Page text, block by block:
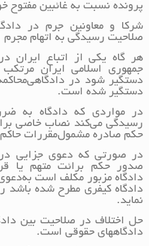
پرونده نسبت به غائبین مفتوح
شرکا و معاونین جرم در
صلاحیت رسیدگی به اتهام مجرم
هر گاه یکی از اتباع ایران
جمهوری اسلامی ایران
دستگیر شود در
دستگیر شده است.
در مواردی که دادگاه به
رسیدگی می‌کند نصاب خاصی
حکم صادره مشمول‌مقررات
در صورتی که دعوی جزایی در
صدور حکم برائت متهم یا
دادگاه مزبور مکلف است
دادگاه کیفری مطرح شده باشد
نماید.
حل اختلاف در صلاحیت بین
دادگاههای حقوقی است.